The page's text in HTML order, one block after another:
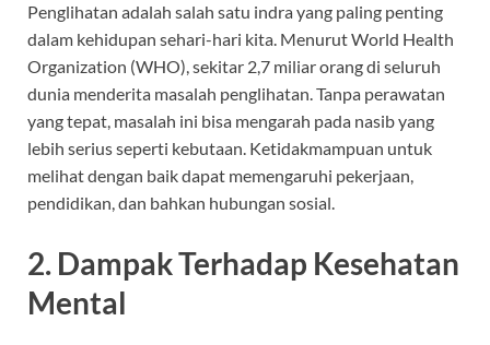
Penglihatan adalah salah satu indra yang paling penting
dalam kehidupan sehari-hari kita. Menurut World Health
Organization (WHO), sekitar 2,7 miliar orang di seluruh
dunia menderita masalah penglihatan. Tanpa perawatan
yang tepat, masalah ini bisa mengarah pada nasib yang
lebih serius seperti kebutaan. Ketidakmampuan untuk
melihat dengan baik dapat memengaruhi pekerjaan,
pendidikan, dan bahkan hubungan sosial.
2. Dampak Terhadap Kesehatan
Mental